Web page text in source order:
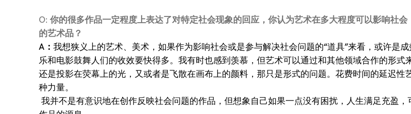
O: 你的很多作品一定程度上表达了对特定社会现象的回应，你认为艺术在多大程度可以影响社
的艺术品？
A： 我想狭义上的艺术、美术，如果作为影响社会或是参与解决社会问题的“道具”来看，或许是
乐和电影鼓舞人们的收效要快得多。我有时也感到羡慕，但艺术可以通过和其他领域合作的形式
还是投影在荧幕上的光，又或者是飞散在画布上的颜料，那只是形式的问题。花费时间的延迟
种力量。
我并不是有意识地在创作反映社会问题的作品，但想象自己如果一点没有困扰，人生满足充盈